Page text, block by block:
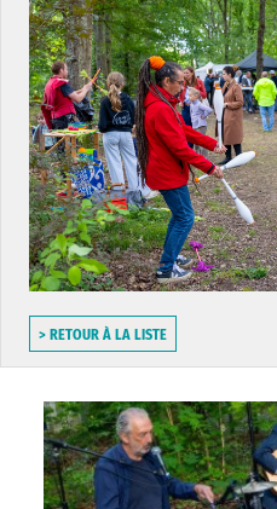
> RETOUR À LA LISTE